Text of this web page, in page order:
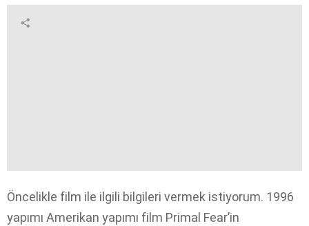
Öncelikle film ile ilgili bilgileri vermek istiyorum. 1996
yapımı Amerikan yapımı film Primal Fear’in